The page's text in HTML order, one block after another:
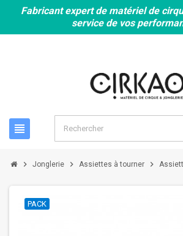
Fabricant expert de matériel de
service de vos
view_headline
chevron_right Jonglerie chevron_right Assiettes à tourner chevron_right
PACK